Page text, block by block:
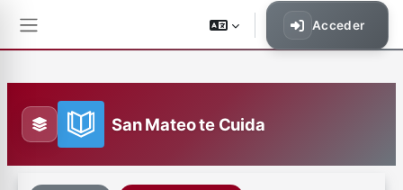
Acceder
San Mateo te Cuida